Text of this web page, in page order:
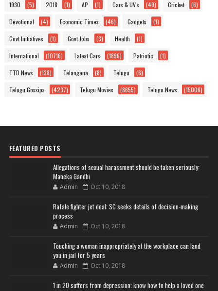
1930 (5) 2018 (1) AP (1) Cars & UV's (49) Cricket (6)
Devotional (4) Economic Times (46) Gadgets (1)
Govt Initiatives (1) Govt Jobs (3) Health (1)
International (10716) Latest Cars (1896) Patriotic (1)
TTD News (138) Telangana (8) Telugu (6)
Telugu Gossips (4237) Telugu Movies (8655) Telugu News (15006)
FEATURED POSTS
Allegations of sexual harassment should be taken seriously:
Maneka Gandhi
Admin Oct 10, 2018
Rafale fighter jet deal: SC seeks details of decision-making
process
Admin Oct 10, 2018
Touching a woman inappropriately at the workplace can land
you in jail for 5 years
Admin Oct 10, 2018
1 in 20 suffers from depression; know how to help a loved one